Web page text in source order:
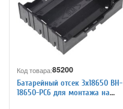
Код товара:85200
Батарейный отсек 3х18650 BH-
18650-PC6 для монтажа на